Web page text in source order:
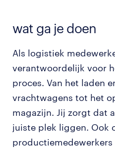
wat ga je doen
Als logistiek
verantwoordelijk voor
proces. Van het laden
vrachtwagens tot het
magazijn. Jij zorgt dat
juiste plek liggen. Ook